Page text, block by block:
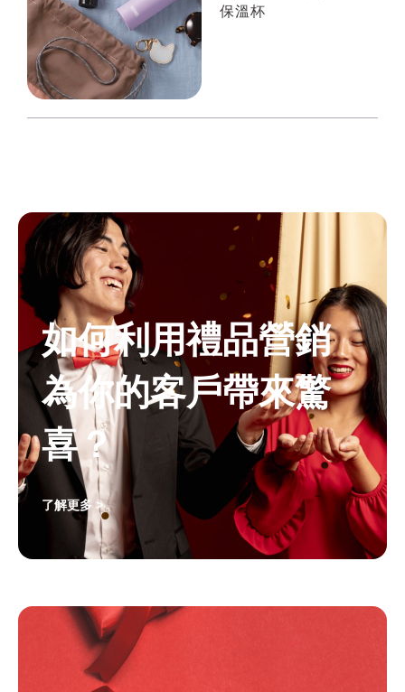
保溫杯
如何利用禮品營銷
為你的客戶帶來驚
喜？
了解更多 >